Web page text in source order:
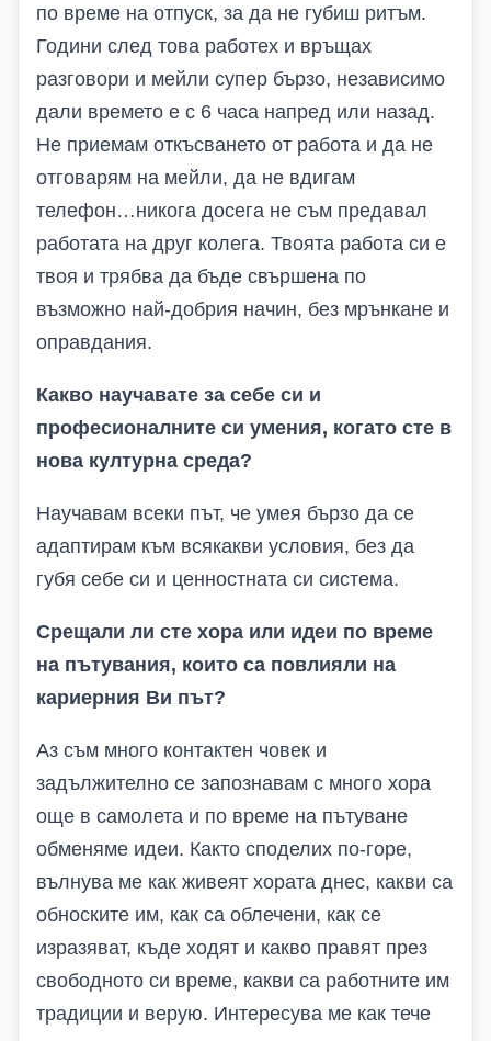
по време на отпуск, за да не губиш ритъм.
Години след това работех и връщах
разговори и мейли супер бързо, независимо
дали времето е с 6 часа напред или назад.
Не приемам откъсването от работа и да не
отговарям на мейли, да не вдигам
телефон…никога досега не съм предавал
работата на друг колега. Твоята работа си е
твоя и трябва да бъде свършена по
възможно най-добрия начин, без мрънкане и
оправдания.
Какво научавате за себе си и
професионалните си умения, когато сте в
нова културна среда?
Научавам всеки път, че умея бързо да се
адаптирам към всякакви условия, без да
губя себе си и ценностната си система.
Срещали ли сте хора или идеи по време
на пътувания, които са повлияли на
кариерния Ви път?
Аз съм много контактен човек и
задължително се запознавам с много хора
още в самолета и по време на пътуване
обменяме идеи. Както споделих по-горе,
вълнува ме как живеят хората днес, какви са
обноските им, как са облечени, как се
изразяват, къде ходят и какво правят през
свободното си време, какви са работните им
традиции и верую. Интересува ме как тече